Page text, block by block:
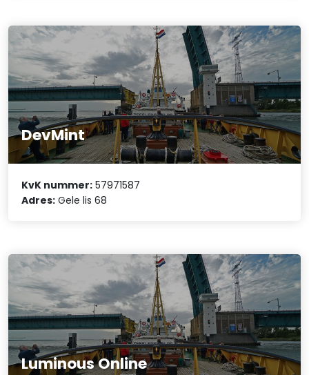
DevMint
KvK nummer: 57971587
Adres: Gele lis 68
Luminous Online